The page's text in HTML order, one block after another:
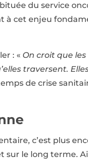
du service
à cet enjeu
: « On croit que
traversent.
de crise
c’est plus
sur le long terme.